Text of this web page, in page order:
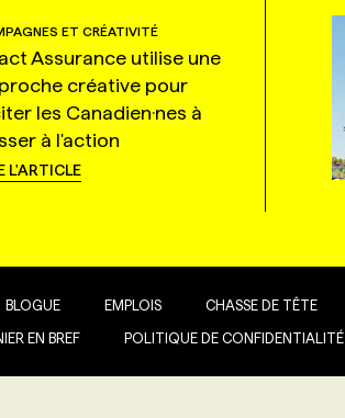
ET CRÉATIVITÉ
Assurance utilise une
créative pour
les Canadien·nes à
à l'action
L'ARTICLE
BLOGUE EMPLOIS CHASSE DE TÊTE
EN BREF POLITIQUE DE CONFIDENTIALITÉ